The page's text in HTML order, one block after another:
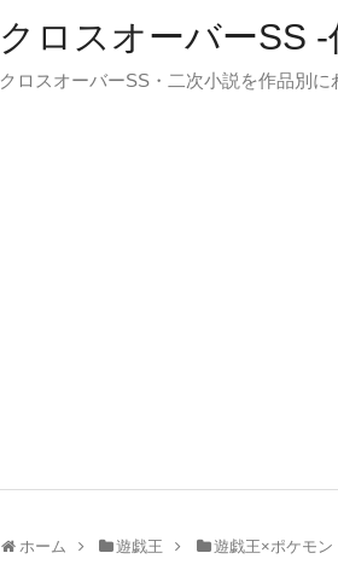
クロスオーバーSS
クロスオーバーSS・二次小説を作品別に
ホーム 遊戯王 遊戯王×ポケモン